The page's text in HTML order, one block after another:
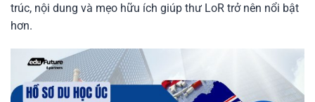
trúc, nội dung và mẹo hữu ích giúp thư LoR trở nên nổi bật
hơn.